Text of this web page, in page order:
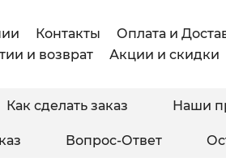
Контакты
Оплата и
и возврат
Акции и скидки
Как сделать заказ Наши
Вопрос-Ответ